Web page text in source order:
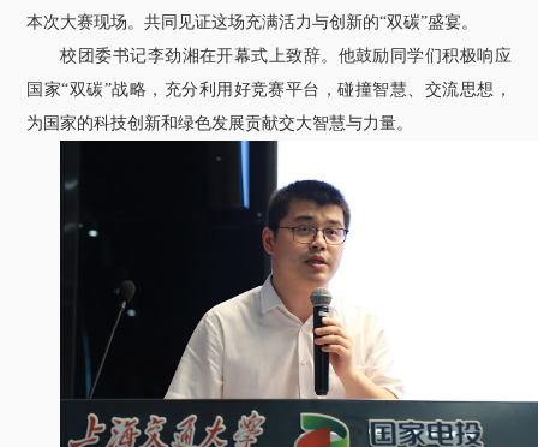
本次大赛现场。共同见证这场充满活力与创新的“双碳”盛宴。
校团委书记李劲湘在开幕式上致辞。他鼓励同学们积极响应
国家“双碳”战略，充分利用好竞赛平台，碰撞智慧、交流思想，
为国家的科技创新和绿色发展贡献交大智慧与力量。